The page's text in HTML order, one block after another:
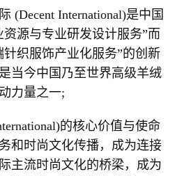
International)是中国
源与专业研发设计服务”而
织服饰产业化服务”的创新
当今中国乃至世界高级羊绒
力量之一;
的核心价值与使命
和时尚文化传播，成为连接
主流时尚文化的桥梁，成为